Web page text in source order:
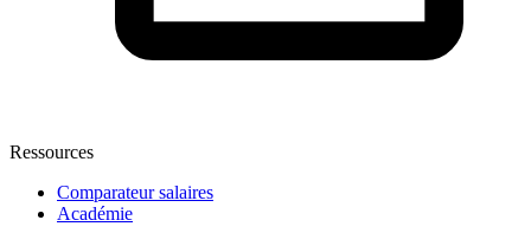
Ressources
Comparateur salaires
Académie